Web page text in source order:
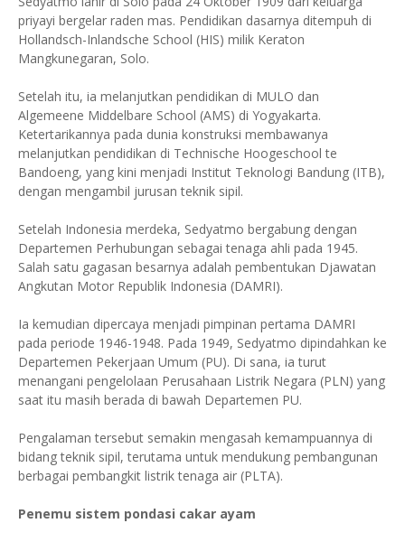
priyayi bergelar raden mas. Pendidikan dasarnya ditempuh di
Hollandsch-Inlandsche School (HIS) milik Keraton
Mangkunegaran, Solo.
Setelah itu, ia melanjutkan pendidikan di MULO dan
Algemeene Middelbare School (AMS) di Yogyakarta.
Ketertarikannya pada dunia konstruksi membawanya
melanjutkan pendidikan di Technische Hoogeschool te
Bandoeng, yang kini menjadi Institut Teknologi Bandung (ITB),
dengan mengambil jurusan teknik sipil.
Setelah Indonesia merdeka, Sedyatmo bergabung dengan
Departemen Perhubungan sebagai tenaga ahli pada 1945.
Salah satu gagasan besarnya adalah pembentukan Djawatan
Angkutan Motor Republik Indonesia (DAMRI).
Ia kemudian dipercaya menjadi pimpinan pertama DAMRI
pada periode 1946-1948. Pada 1949, Sedyatmo dipindahkan ke
Departemen Pekerjaan Umum (PU). Di sana, ia turut
menangani pengelolaan Perusahaan Listrik Negara (PLN) yang
saat itu masih berada di bawah Departemen PU.
Pengalaman tersebut semakin mengasah kemampuannya di
bidang teknik sipil, terutama untuk mendukung pembangunan
berbagai pembangkit listrik tenaga air (PLTA).
Penemu sistem pondasi cakar ayam